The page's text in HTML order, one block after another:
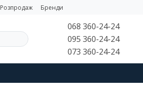
Розпродаж Бренди
068 360-24-24
095 360-24-24
073 360-24-24